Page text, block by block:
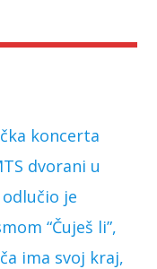
koncerta
dvorani u
je
“Čuješ li”,
ima svoj kraj,